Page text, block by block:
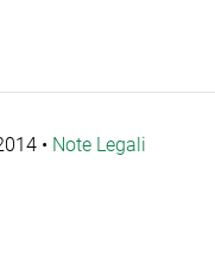
• Note Legali